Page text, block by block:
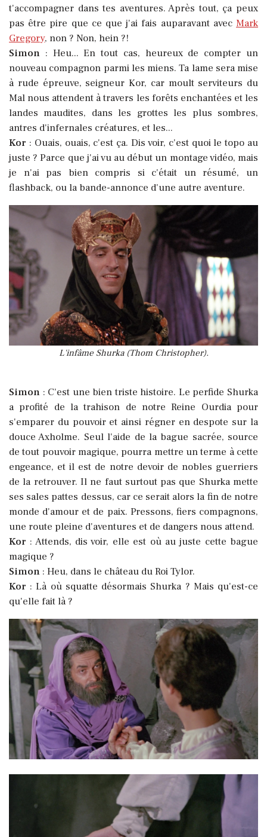
t'accompagner dans tes aventures. Après tout, ça peux
pas être pire que ce que j'ai fais auparavant avec Mark
Gregory, non ? Non, hein ?!
Simon : Heu... En tout cas, heureux de compter un
nouveau compagnon parmi les miens. Ta lame sera mise
à rude épreuve, seigneur Kor, car moult serviteurs du
Mal nous attendent à travers les forêts enchantées et les
landes maudites, dans les grottes les plus sombres,
antres d'infernales créatures, et les...
Kor : Ouais, ouais, c'est ça. Dis voir, c'est quoi le topo au
juste ? Parce que j'ai vu au début un montage vidéo, mais
je n'ai pas bien compris si c'était un résumé, un
flashback, ou la bande-annonce d'une autre aventure.
L'infâme Shurka (Thom Christopher).
Simon : C'est une bien triste histoire. Le perfide Shurka
a profité de la trahison de notre Reine Ourdia pour
s'emparer du pouvoir et ainsi régner en despote sur la
douce Axholme. Seul l'aide de la bague sacrée, source
de tout pouvoir magique, pourra mettre un terme à cette
engeance, et il est de notre devoir de nobles guerriers
de la retrouver. Il ne faut surtout pas que Shurka mette
ses sales pattes dessus, car ce serait alors la fin de notre
monde d'amour et de paix. Pressons, fiers compagnons,
une route pleine d'aventures et de dangers nous attend.
Kor : Attends, dis voir, elle est où au juste cette bague
magique ?
Simon : Heu, dans le château du Roi Tylor.
Kor : Là où squatte désormais Shurka ? Mais qu'est-ce
qu'elle fait là ?